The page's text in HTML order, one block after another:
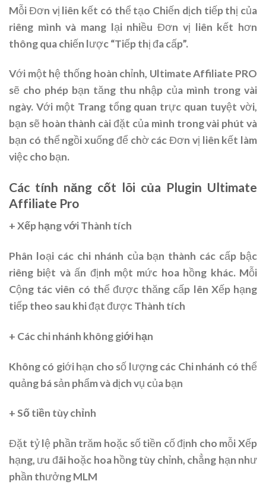
Mỗi Đơn vị liên kết có thể tạo Chiến dịch tiếp thị của
riêng mình và mang lại nhiều Đơn vị liên kết hơn
thông qua chiến lược “Tiếp thị đa cấp”.
Với một hệ thống hoàn chỉnh, Ultimate Affiliate PRO
sẽ cho phép bạn tăng thu nhập của mình trong vài
ngày. Với một Trang tổng quan trực quan tuyệt vời,
bạn sẽ hoàn thành cài đặt của mình trong vài phút và
bạn có thể ngồi xuống để chờ các Đơn vị liên kết làm
việc cho bạn.
Các tính năng cốt lõi của Plugin Ultimate
Affiliate Pro
+ Xếp hạng với Thành tích
Phân loại các chi nhánh của bạn thành các cấp bậc
riêng biệt và ấn định một mức hoa hồng khác. Mỗi
Cộng tác viên có thể được thăng cấp lên Xếp hạng
tiếp theo sau khi đạt được Thành tích
+ Các chi nhánh không giới hạn
Không có giới hạn cho số lượng các Chi nhánh có thể
quảng bá sản phẩm và dịch vụ của bạn
+ Số tiền tùy chỉnh
Đặt tỷ lệ phần trăm hoặc số tiền cố định cho mỗi Xếp
hạng, ưu đãi hoặc hoa hồng tùy chỉnh, chẳng hạn như
phần thưởng MLM